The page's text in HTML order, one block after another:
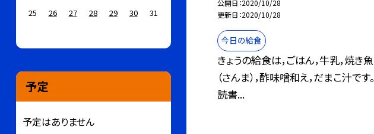
公開日 2020/10/28
更新日 2020/10/28
今日の給食
きょうの給食は，ごはん，牛乳，焼き魚
（さんま），酢味噌和え，だまこ汁です。
読書...
25
26 27 28 29 30 31
予定
予定はありません